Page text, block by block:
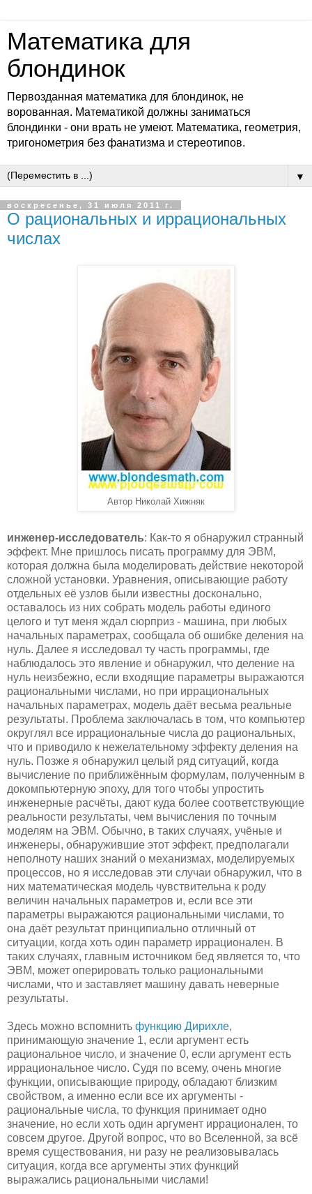
Математика для
блондинок
Первозданная математика для блондинок, не
ворованная. Математикой должны заниматься
блондинки - они врать не умеют. Математика, геометрия,
тригонометрия без фанатизма и стереотипов.
▼
воскресенье, 31 июля 2011 г.
О рациональных и иррациональных
числах
Автор Николай Хижняк
инженер-исследователь: Как-то я обнаружил странный
эффект. Мне пришлось писать программу для ЭВМ,
которая должна была моделировать действие некоторой
сложной установки. Уравнения, описывающие работу
отдельных её узлов были известны досконально,
оставалось из них собрать модель работы единого
целого и тут меня ждал сюрприз - машина, при любых
начальных параметрах, сообщала об ошибке деления на
нуль. Далее я исследовал ту часть программы, где
наблюдалось это явление и обнаружил, что деление на
нуль неизбежно, если входящие параметры выражаются
рациональными числами, но при иррациональных
начальных параметрах, модель даёт весьма реальные
результаты. Проблема заключалась в том, что компьютер
округлял все иррациональные числа до рациональных,
что и приводило к нежелательному эффекту деления на
нуль. Позже я обнаружил целый ряд ситуаций, когда
вычисление по приближённым формулам, полученным в
докомпьютерную эпоху, для того чтобы упростить
инженерные расчёты, дают куда более соответствующие
реальности результаты, чем вычисления по точным
моделям на ЭВМ. Обычно, в таких случаях, учёные и
инженеры, обнаружившие этот эффект, предполагали
неполноту наших знаний о механизмах, моделируемых
процессов, но я исследовав эти случаи обнаружил, что в
них математическая модель чувствительна к роду
величин начальных параметров и, если все эти
параметры выражаются рациональными числами, то
она даёт результат принципиально отличный от
ситуации, когда хоть один параметр иррационален. В
таких случаях, главным источником бед является то, что
ЭВМ, может оперировать только рациональными
числами, что и заставляет машину давать неверные
результаты.
Здесь можно вспомнить функцию Дирихле,
принимающую значение 1, если аргумент есть
рациональное число, и значение 0, если аргумент есть
иррациональное число. Судя по всему, очень многие
функции, описывающие природу, обладают близким
свойством, а именно если все их аргументы -
рациональные числа, то функция принимает одно
значение, но если хоть один аргумент иррационален, то
совсем другое. Другой вопрос, что во Вселенной, за всё
время существования, ни разу не реализовывалась
ситуация, когда все аргументы этих функций
выражались рациональными числами!